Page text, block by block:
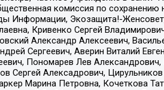
комиссия по
Информации, Экозащита!-
Кривенко Сергей
Александр Алексеевич,
Сергеевич, Аверин Виталий
Пономарев Лев
Сергей Алексадрович,
Марина Петровна, Кочеткова